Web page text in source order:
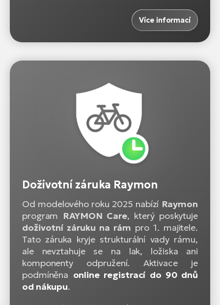
Více informací
Doživotní záruka Raymon
Od modelového roku 2025 nabízí Raymon
program RAYMON Care, který poskytuje
doživotní záruku na rám pro 1. majitele.
Tato záruka kryje strukturální vady rámu,
ale nevztahuje se na lak, ložiska ani
komponenty odpružení. Aktivace je
podmíněna online registrací do 90 dnů
od nákupu.